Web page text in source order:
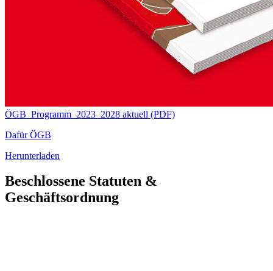
ÖGB_Programm_2023_2028 aktuell (PDF)
Dafür ÖGB
Herunterladen
Beschlossene Statuten &
Geschäftsordnung